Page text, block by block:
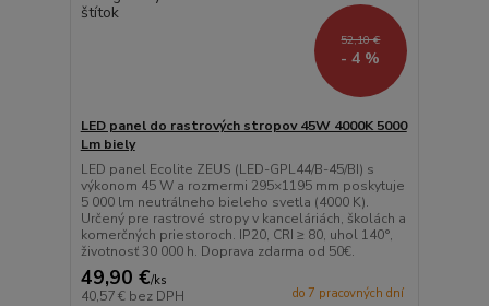
52,10 €
- 4 %
LED panel do rastrových stropov 45W 4000K 5000
Lm biely
LED panel Ecolite ZEUS (LED-GPL44/B-45/BI) s
výkonom 45 W a rozmermi 295×1195 mm poskytuje
5 000 lm neutrálneho bieleho svetla (4000 K).
Určený pre rastrové stropy v kanceláriách, školách a
komerčných priestoroch. IP20, CRI ≥ 80, uhol 140°,
životnosť 30 000 h. Doprava zdarma od 50€.
49,90 €/ks
40,57 € bez DPH do 7 pracovných dní